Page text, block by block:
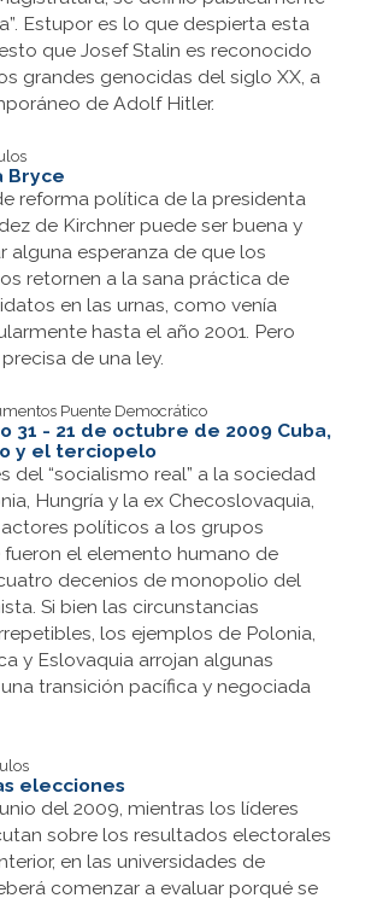
Estupor es lo que despierta esta
que Josef Stalin es reconocido
grandes genocidas del siglo XX, a
de Adolf Hitler.
Bryce
reforma política de la presidenta
de Kirchner puede ser buena y
alguna esperanza de que los
retornen a la sana práctica de
en las urnas, como venía
hasta el año 2001. Pero
de una ley.
Puente Democrático
31 - 21 de octubre de 2009 Cuba,
y el terciopelo
del “socialismo real” a la sociedad
Hungría y la ex Checoslovaquia,
políticos a los grupos
fueron el elemento humano de
decenios de monopolio del
Si bien las circunstancias
los ejemplos de Polonia,
y Eslovaquia arrojan algunas
transición pacífica y negociada
elecciones
del 2009, mientras los líderes
sobre los resultados electorales
en las universidades de
comenzar a evaluar porqué se